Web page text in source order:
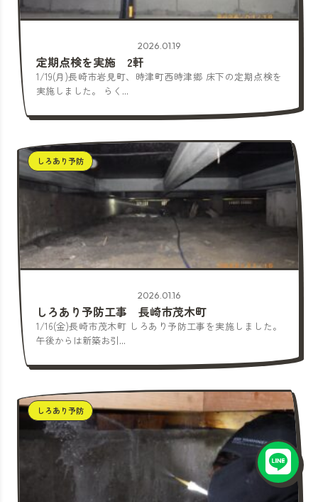
2026.01.19
定期点検を実施 2軒
1/19(月)長崎市岩見町、時津町西時津郷 床下の定期点検を
実施しました。 らく...
しろあり予防
2026.01.16
しろあり予防工事 長崎市茂木町
1/16(金)長崎市茂木町 しろあり予防工事を実施しました。
午後からは新築お引...
しろあり予防